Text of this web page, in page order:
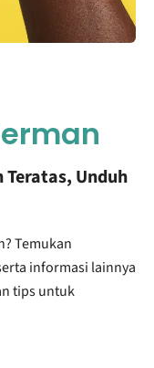
Unduh
Temukan
informasi lainnya
tips untuk